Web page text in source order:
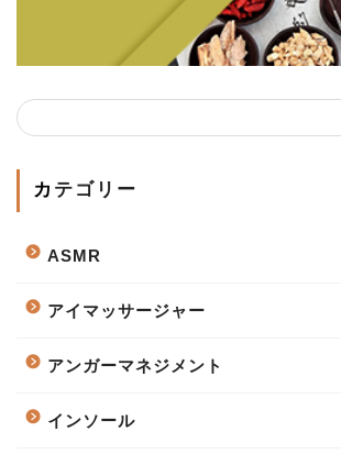
カテゴリー
ASMR
アイマッサージャー
アンガーマネジメント
インソール